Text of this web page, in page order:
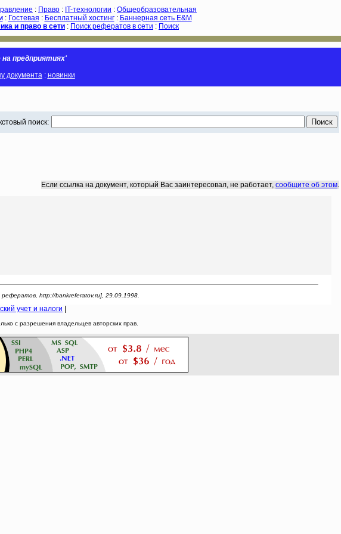
: Право : IT-технологии : Общеобразовательная
: Гостевая : Бесплатный хостинг: Баннерная сеть E&M
и право в сети : Поиск рефератов в сети : Поиск
на предприятиях'
документа: новинки
поиск:
Если ссылка на документ, который Вас заинтересовал, не работает, сообщите об этом.
http://bankreferatov.ru], 29.09.1998.
учет и налоги
с разрешения владельцев авторских прав.